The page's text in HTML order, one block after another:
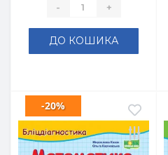
- +
ДО КОШИКА
-20%